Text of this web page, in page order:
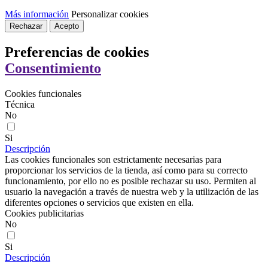
Más información Personalizar cookies
Rechazar Acepto
Preferencias de cookies
Consentimiento
Cookies funcionales
Técnica
No
Si
Descripción
Las cookies funcionales son estrictamente necesarias para
proporcionar los servicios de la tienda, así como para su correcto
funcionamiento, por ello no es posible rechazar su uso. Permiten al
usuario la navegación a través de nuestra web y la utilización de las
diferentes opciones o servicios que existen en ella.
Cookies publicitarias
No
Si
Descripción